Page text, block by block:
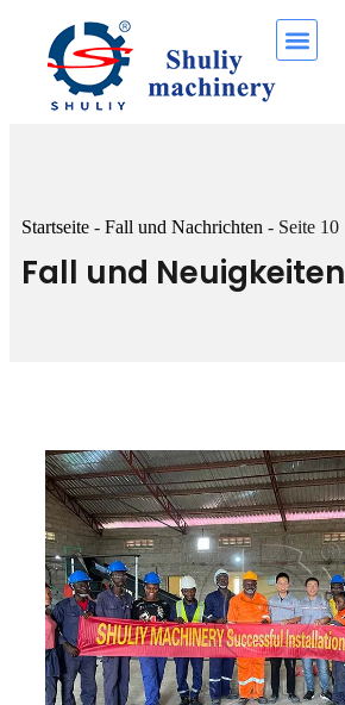
Startseite - Fall und Nachrichten - Seite 10
Fall und Neuigkeiten